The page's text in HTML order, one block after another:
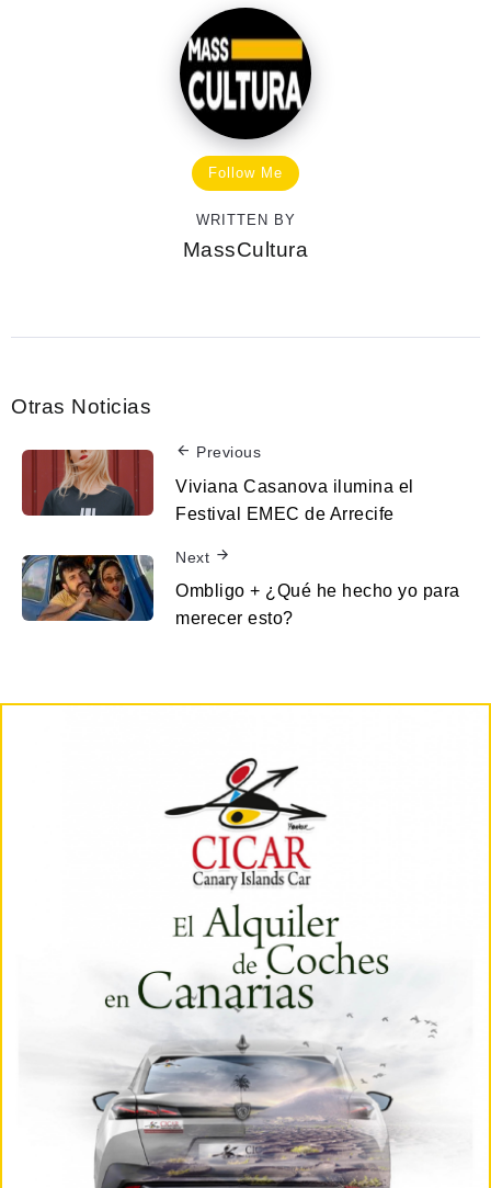
Follow Me
WRITTEN BY
MassCultura
Otras Noticias
Previous
Viviana Casanova ilumina el
Festival EMEC de Arrecife
Next
Ombligo + ¿Qué he hecho yo para
merecer esto?